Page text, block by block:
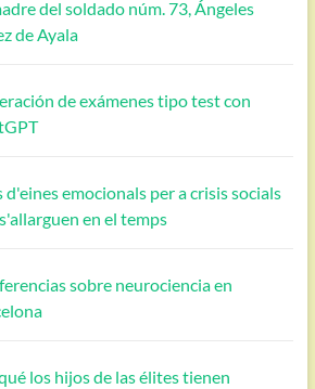
del soldado núm. 73, Ángeles
de Ayala
de exámenes tipo test con
d'eines emocionals per a crisis socials
en el temps
sobre neurociencia en
los hijos de las élites tienen